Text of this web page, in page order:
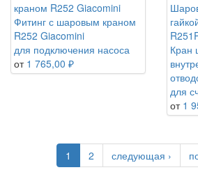
Фитинг с шаровым краном
R252 Giacomini
для подключения насоса
от 1 765,00 ₽
Кран
для
от 1
1 2 следующая ›